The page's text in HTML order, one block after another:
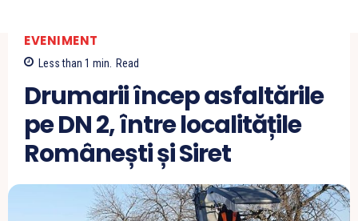
EVENIMENT
Less than 1 min. Read
Drumarii încep asfaltările
pe DN 2, între localitățile
Românești și Siret